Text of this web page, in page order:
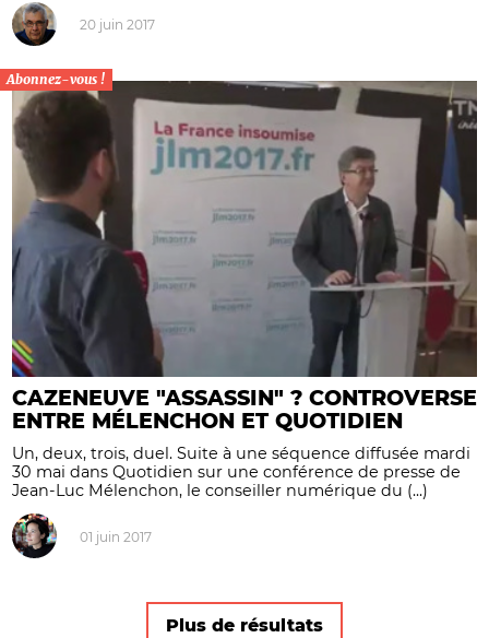
20 juin 2017
Abonnez-vous !
CAZENEUVE "ASSASSIN" ? CONTROVERSE
ENTRE MÉLENCHON ET QUOTIDIEN
Un, deux, trois, duel. Suite à une séquence diffusée mardi
30 mai dans Quotidien sur une conférence de presse de
Jean-Luc Mélenchon, le conseiller numérique du (...)
01 juin 2017
Plus de résultats